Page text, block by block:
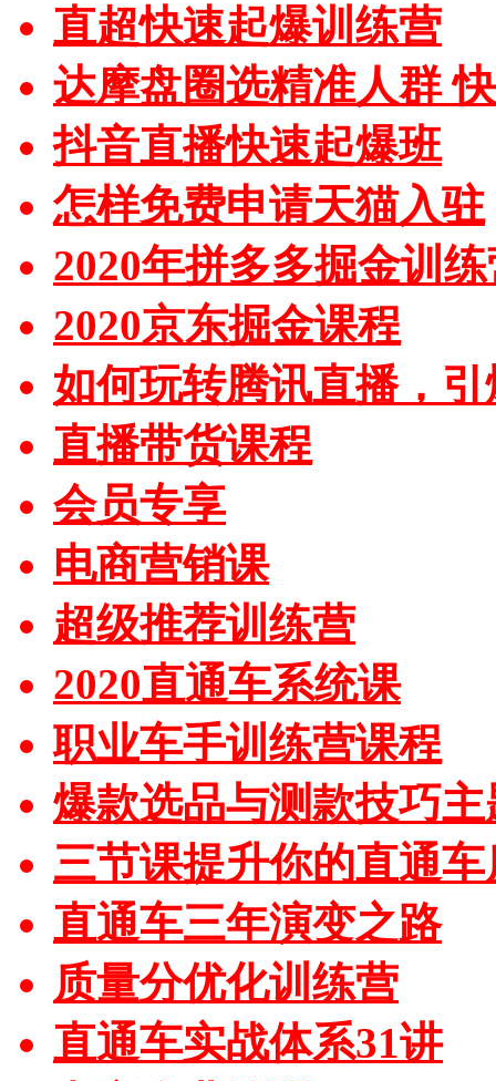
直超快速起爆训练营
达摩盘圈选精准人群
抖音直播快速起爆班
怎样免费申请天猫入驻
2020年拼多多掘金训
2020京东掘金课程
如何玩转腾讯直播，
直播带货课程
会员专享
电商营销课
超级推荐训练营
2020直通车系统课
职业车手训练营课程
爆款选品与测款技巧主
三节课提升你的直通
直通车三年演变之路
质量分优化训练营
直通车实战体系31讲